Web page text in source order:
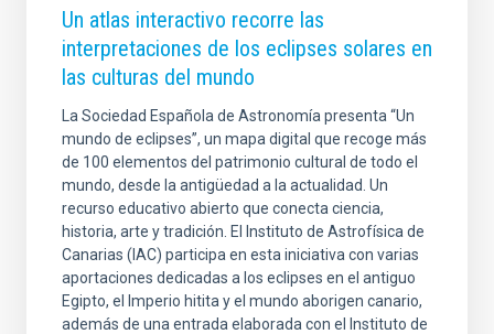
Un atlas interactivo recorre las
interpretaciones de los eclipses solares en
las culturas del mundo
La Sociedad Española de Astronomía presenta “Un
mundo de eclipses”, un mapa digital que recoge más
de 100 elementos del patrimonio cultural de todo el
mundo, desde la antigüedad a la actualidad. Un
recurso educativo abierto que conecta ciencia,
historia, arte y tradición. El Instituto de Astrofísica de
Canarias (IAC) participa en esta iniciativa con varias
aportaciones dedicadas a los eclipses en el antiguo
Egipto, el Imperio hitita y el mundo aborigen canario,
además de una entrada elaborada con el Instituto de